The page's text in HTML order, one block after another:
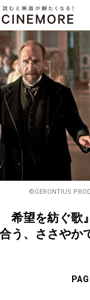
©GERONTIUS
希望を紡ぐ歌
う、ささやか